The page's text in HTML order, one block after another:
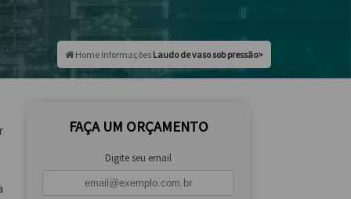
Home Informações Laudo de vaso sob pressão>
FAÇA UM ORÇAMENTO
Digite seu email